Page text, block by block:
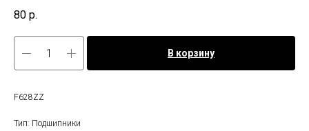
80 р.
В корзину
F628ZZ
Тип: Подшипники